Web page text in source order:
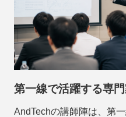
第一線で活躍する専
AndTechの講師陣は、第